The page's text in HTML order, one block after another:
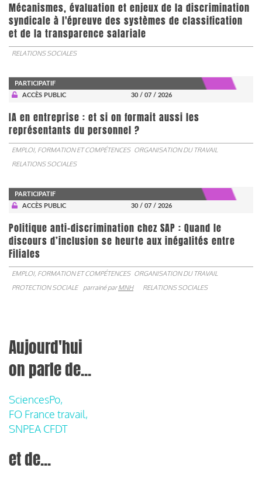
Mécanismes, évaluation et enjeux de la discrimination
syndicale à l'épreuve des systèmes de classification
et de la transparence salariale
RELATIONS SOCIALES
PARTICIPATIF
ACCÈS PUBLIC
30 / 07 / 2026
IA en entreprise : et si on formait aussi les
représentants du personnel ?
EMPLOI, FORMATION ET COMPÉTENCES ORGANISATION DU TRAVAIL
RELATIONS SOCIALES
PARTICIPATIF
ACCÈS PUBLIC
30 / 07 / 2026
Politique anti-discrimination chez SAP : Quand le
discours d’inclusion se heurte aux inégalités entre
Filiales
EMPLOI, FORMATION ET COMPÉTENCES ORGANISATION DU TRAVAIL
PROTECTION SOCIALE
parrainé parMNH RELATIONS SOCIALES
Aujourd'hui
on parle de...
SciencesPo,
FO France travail,
SNPEA CFDT
et de...